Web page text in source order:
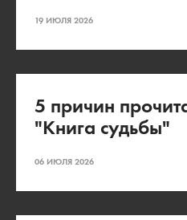
19 ИЮЛЯ 2026
5 причин
"Книга судьбы"
06 ИЮЛЯ 2026